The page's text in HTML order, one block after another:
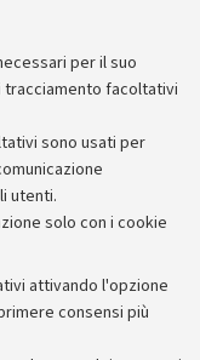
per il suo
facoltativi
sono usati per
utenti.
solo con i cookie
attivando l'opzione
consensi più